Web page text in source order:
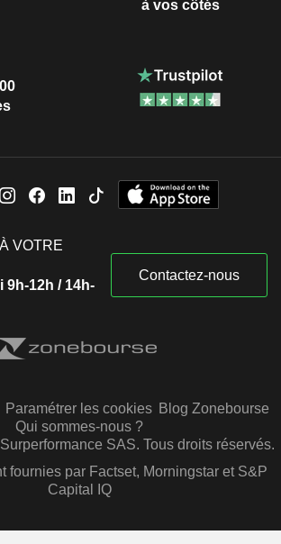
à vos côtés
VOTRE
9h-12h / 14h-
Contactez-nous
Paramétrer les cookies Blog Zonebourse
Qui sommes-nous ?
SAS. Tous droits réservés.
fournies par Factset, Morningstar et S&P
Capital IQ